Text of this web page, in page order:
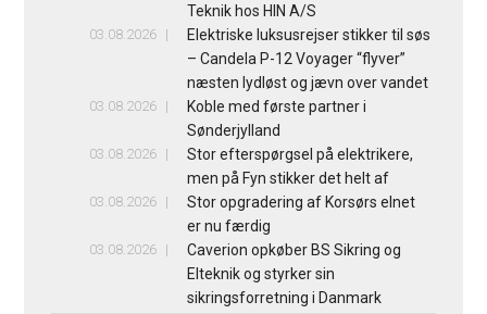
Teknik hos HIN A/S
03.08.2026
Elektriske luksusrejser stikker til søs
– Candela P-12 Voyager “flyver”
næsten lydløst og jævn over vandet
03.08.2026
Koble med første partner i
Sønderjylland
03.08.2026
Stor efterspørgsel på elektrikere,
men på Fyn stikker det helt af
03.08.2026
Stor opgradering af Korsørs elnet
er nu færdig
03.08.2026
Caverion opkøber BS Sikring og
Elteknik og styrker sin
sikringsforretning i Danmark